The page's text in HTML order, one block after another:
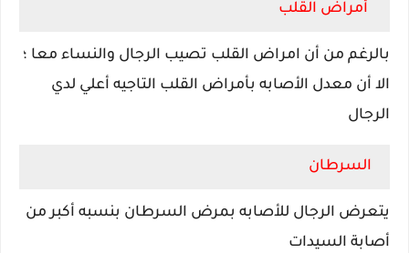
أمراض القلب
بالرغم من أن امراض القلب تصيب الرجال والنساء معا ؛
الا أن معدل الأصابه بأمراض القلب التاجيه أعلي لدي
الرجال
السرطان
يتعرض الرجال للأصابه بمرض السرطان بنسبه أكبر من
أصابة السيدات